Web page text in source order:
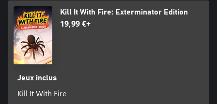
Kill It With Fire: Exterminator Edition
19,99 €+
Jeux inclus
Kill It With Fire